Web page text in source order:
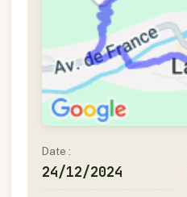
Date :
24/12/2024